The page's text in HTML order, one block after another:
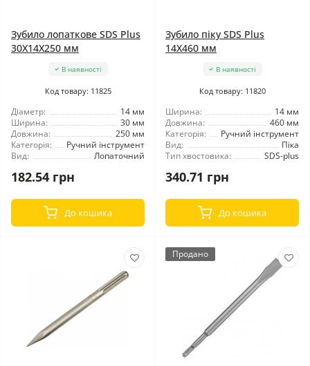
Зубило лопаткове SDS Plus
30X14X250 мм
В наявності
Код товару: 11825
Діаметр:
14 мм
Ширина:
30 мм
Довжина:
250 мм
Категорія:
Ручний інструмент
Вид:
Лопаточний
182.54 грн
До кошика
Зубило піку SDS Plus
14X460 мм
В наявності
Код товару: 11820
Ширина:
14 мм
Довжина:
460 мм
Категорія:
Ручний інструмент
Вид:
Піка
Тип хвостовика:
SDS-plus
340.71 грн
До кошика
Продано